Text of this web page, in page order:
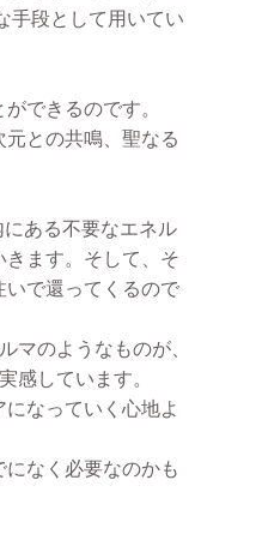
手段として用いてい
できるのです。
との共鳴、聖なる
ある不要なエネル
ます。そして、そ
いで還ってくるので
マのようなものが、
感しています。
なっていく心地よ
なく必要なのかも